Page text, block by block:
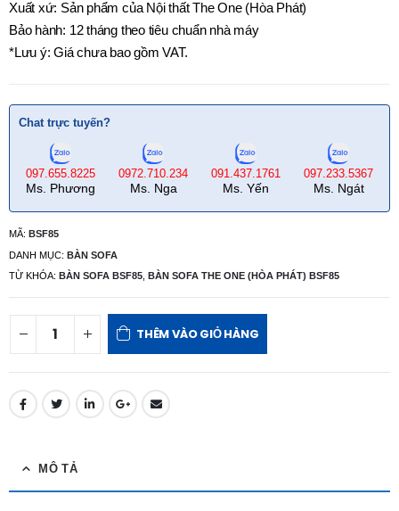
Xuất xứ: Sản phẩm của Nội thất The One (Hòa Phát)
Bảo hành: 12 tháng theo tiêu chuẩn nhà máy
*Lưu ý: Giá chưa bao gồm VAT.
Chat trực tuyến?
097.655.8225
Ms. Phương
0972.710.234
Ms. Nga
091.437.1761
Ms. Yến
097.233.5367
Ms. Ngát
MÃ: BSF85
DANH MỤC: BÀN SOFA
TỪ KHÓA: BÀN SOFA BSF85 BÀN SOFA THE ONE (HÒA PHÁT) BSF85
THÊM VÀO GIỎ HÀNG
MÔ TẢ